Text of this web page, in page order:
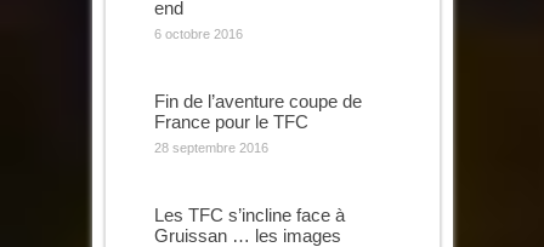
end
6 octobre 2016
Fin de l’aventure coupe de
France pour le TFC
28 septembre 2016
Les TFC s’incline face à
Gruissan … les images